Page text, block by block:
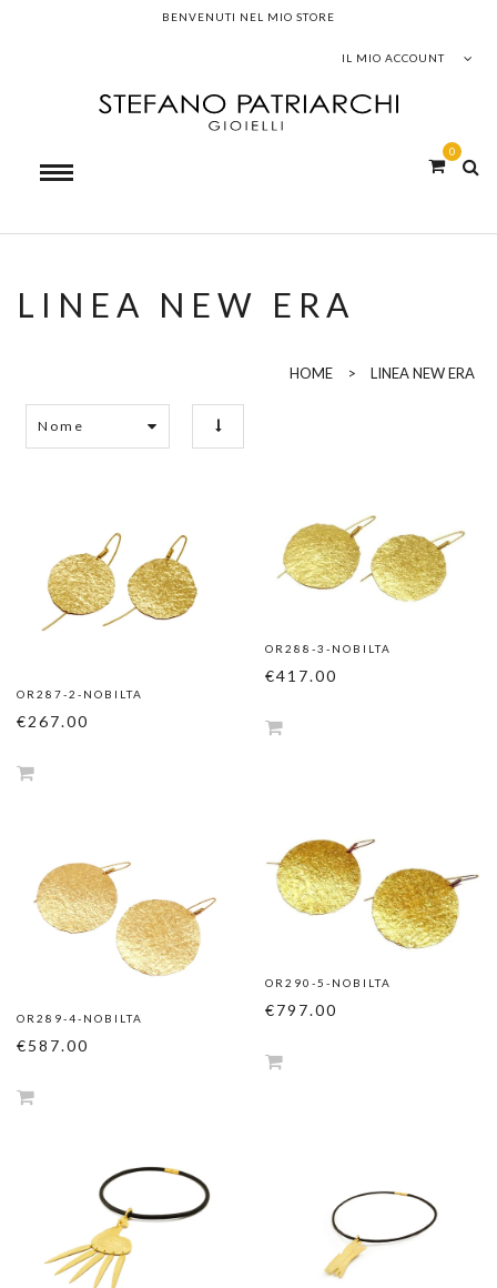
BENVENUTI NEL MIO STORE
IL MIO ACCOUNT
0
LINEA NEW ERA
HOME > LINEA NEW ERA
Nome
OR287-2-NOBILTA
€267.00
OR288-3-NOBILTA
€417.00
OR289-4-NOBILTA
€587.00
OR290-5-NOBILTA
€797.00